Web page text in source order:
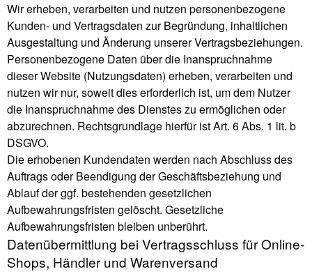
Wir erheben, verarbeiten und nutzen personenbezogene
Kunden- und Vertragsdaten zur Begründung, inhaltlichen
Ausgestaltung und Änderung unserer Vertragsbeziehungen.
Personenbezogene Daten über die Inanspruchnahme
dieser Website (Nutzungsdaten) erheben, verarbeiten und
nutzen wir nur, soweit dies erforderlich ist, um dem Nutzer
die Inanspruchnahme des Dienstes zu ermöglichen oder
abzurechnen. Rechtsgrundlage hierfür ist Art. 6 Abs. 1 lit. b
DSGVO.
Die erhobenen Kundendaten werden nach Abschluss des
Auftrags oder Beendigung der Geschäftsbeziehung und
Ablauf der ggf. bestehenden gesetzlichen
Aufbewahrungsfristen gelöscht. Gesetzliche
Aufbewahrungsfristen bleiben unberührt.
Daten­übermittlung bei Vertragsschluss für Online-
Shops, Händler und Warenversand